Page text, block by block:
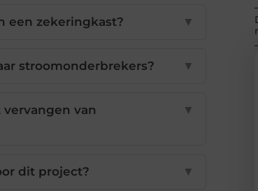
een zekeringkast? ▼
stroomonderbrekers? ▼
van
▼
dit project? ▼